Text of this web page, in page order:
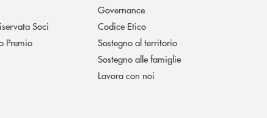
Soci
Premio
Governance
Codice Etico
Sostegno al territorio
Sostegno alle famiglie
Lavora con noi